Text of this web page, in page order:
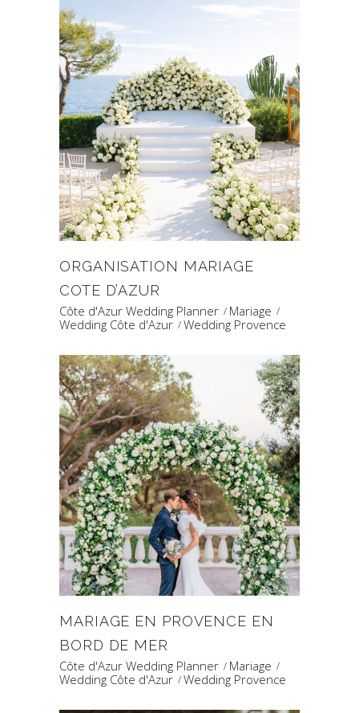
ORGANISATION MARIAGE
COTE D’AZUR
Côte d'Azur Wedding Planner
Mariage
Wedding Côte d'Azur
Wedding Provence
MARIAGE EN PROVENCE EN
BORD DE MER
Côte d'Azur Wedding Planner
Mariage
Wedding Côte d'Azur
Wedding Provence